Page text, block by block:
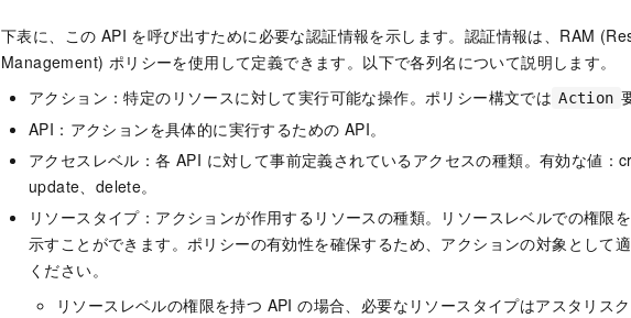
下表に、この API を呼び出すために必要な認証情報を示します。認証情報は、RAM
Management) ポリシーを使用して定義できます。以下で各列名について説明します。
アクション：特定のリソースに対して実行可能な操作。ポリシー構文では Action
API：アクションを具体的に実行するための API。
アクセスレベル：各 API に対して事前定義されているアクセスの種類。有効な値：
update、delete。
リソースタイプ：アクションが作用するリソースの種類。リソースレベルでの権限
示すことができます。ポリシーの有効性を確保するため、アクションの対象として
ください。
リソースレベルの権限を持つ API の場合、必要なリソースタイプはアスタリス